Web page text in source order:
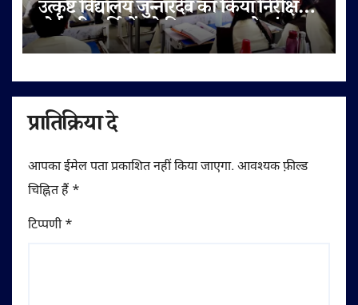
उत्कृष्ट विद्यालय जुन्नारदेव का किया निरीक्षण,
बोर्ड परीक्षार्थियों को दिए सफलता के मंत्र
प्रातिक्रिया दे
आपका ईमेल पता प्रकाशित नहीं किया जाएगा. आवश्यक फ़ील्ड
चिह्नित हैं *
टिप्पणी*